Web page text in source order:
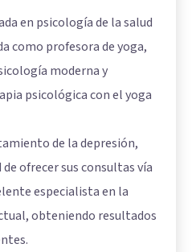
en psicología de la salud
como profesora de yoga,
moderna y
psicológica con el yoga
de la depresión,
ofrecer sus consultas vía
especialista en la
obteniendo resultados